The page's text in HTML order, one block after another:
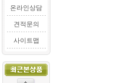
온라인상담
견적문의
사이트맵